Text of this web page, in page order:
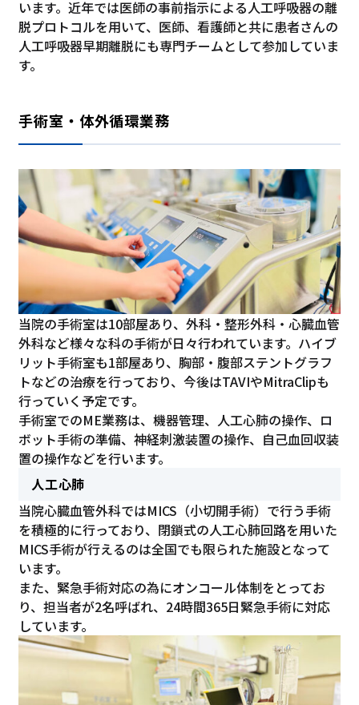
います。近年では医師の事前指示による人工呼吸器の離
脱プロトコルを用いて、医師、看護師と共に患者さんの
人工呼吸器早期離脱にも専門チームとして参加していま
す。
手術室・体外循環業務
当院の手術室は10部屋あり、外科・整形外科・心臓血管
外科など様々な科の手術が日々行われています。ハイブ
リット手術室も1部屋あり、胸部・腹部ステントグラフ
トなどの治療を行っており、今後はTAVIやMitraClipも
行っていく予定です。
手術室でのME業務は、機器管理、人工心肺の操作、ロ
ボット手術の準備、神経刺激装置の操作、自己血回収装
置の操作などを行います。
人工心肺
当院心臓血管外科ではMICS（小切開手術）で行う手術
を積極的に行っており、閉鎖式の人工心肺回路を用いた
MICS手術が行えるのは全国でも限られた施設となって
います。
また、緊急手術対応の為にオンコール体制をとってお
り、担当者が2名呼ばれ、24時間365日緊急手術に対応
しています。